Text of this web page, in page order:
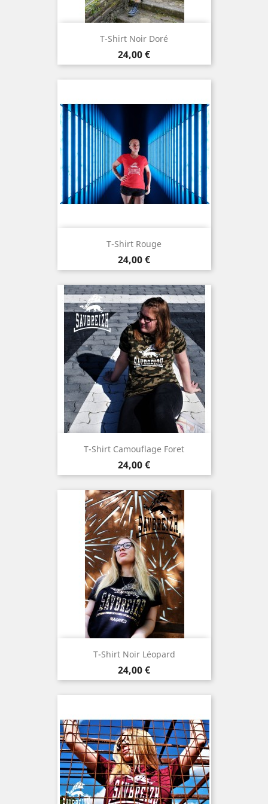
T-Shirt Noir Doré
Prix
24,00 €
T-Shirt Rouge
Prix
24,00 €
T-Shirt Camouflage Foret
Prix
24,00 €
T-Shirt Noir Léopard
Prix
24,00 €